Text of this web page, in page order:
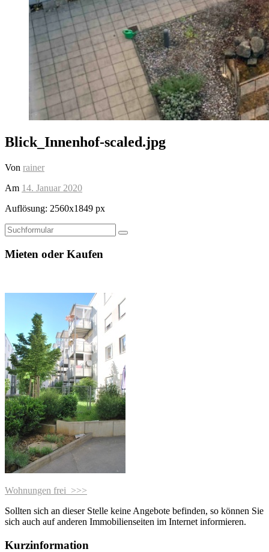
Blick_Innenhof-scaled.jpg
Von rainer
Am 14. Januar 2020
Auflösung: 2560x1849 px
Suchen
Mieten oder Kaufen
Wohnungen frei >>>
Sollten sich an dieser Stelle keine Angebote befinden, so können Sie
sich auch auf anderen Immobilienseiten im Internet informieren.
Kurzinformation